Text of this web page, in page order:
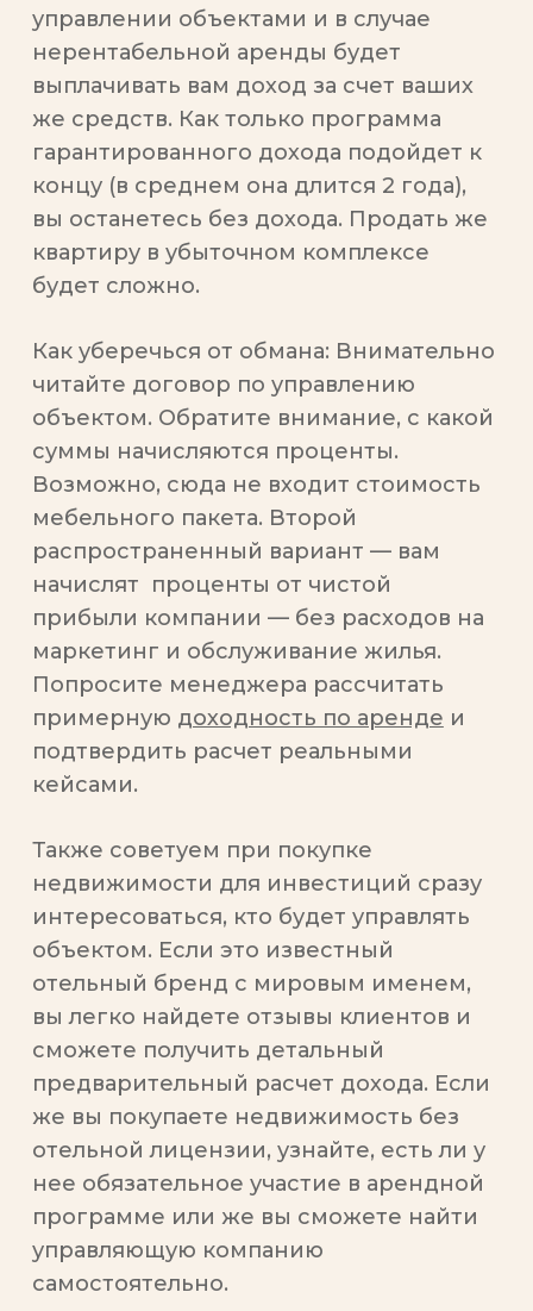
управлении объектами и в случае
нерентабельной аренды будет
выплачивать вам доход за счет ваших
же средств. Как только программа
гарантированного дохода подойдет к
концу (в среднем она длится 2 года),
вы останетесь без дохода. Продать же
квартиру в убыточном комплексе
будет сложно.
Как уберечься от обмана: Внимательно
читайте договор по управлению
объектом. Обратите внимание, с какой
суммы начисляются проценты.
Возможно, сюда не входит стоимость
мебельного пакета. Второй
распространенный вариант — вам
начислят проценты от чистой
прибыли компании — без расходов на
маркетинг и обслуживание жилья.
Попросите менеджера рассчитать
примерную доходность по аренде и
подтвердить расчет реальными
кейсами.
Также советуем при покупке
недвижимости для инвестиций сразу
интересоваться, кто будет управлять
объектом. Если это известный
отельный бренд с мировым именем,
вы легко найдете отзывы клиентов и
сможете получить детальный
предварительный расчет дохода. Если
же вы покупаете недвижимость без
отельной лицензии, узнайте, есть ли у
нее обязательное участие в арендной
программе или же вы сможете найти
управляющую компанию
самостоятельно.